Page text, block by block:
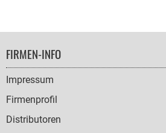
FOOTER
NAVIGATION
FIRMEN-INFO
Impressum
Firmenprofil
Distributoren